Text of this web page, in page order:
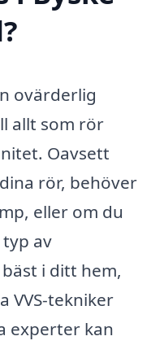
ovärderlig
allt som rör
Oavsett
rör, behöver
eller om du
av
i ditt hem,
VVS-tekniker
experter kan